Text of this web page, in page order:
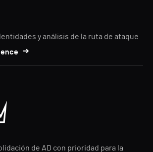
y análisis de la ruta de ataque
de AD con prioridad para la